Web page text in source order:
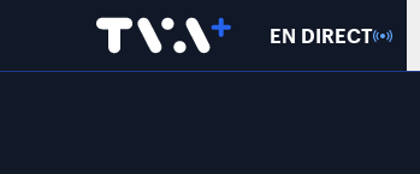
EN DIRECT